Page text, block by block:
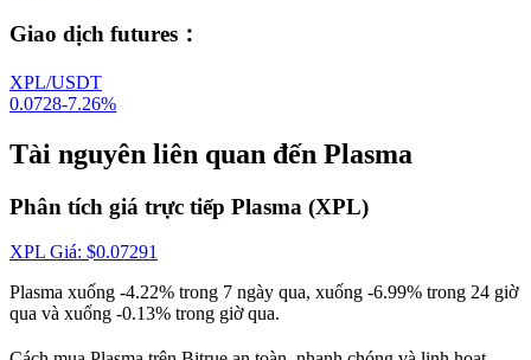
Giao dịch futures ：
XPL/USDT
0.0728-7.26%
Tài nguyên liên quan đến Plasma
Phân tích giá trực tiếp Plasma (XPL)
XPL Giá: $0.07291
Plasma xuống -4.22% trong 7 ngày qua, xuống -6.99% trong 24 giờ
qua và xuống -0.13% trong giờ qua.